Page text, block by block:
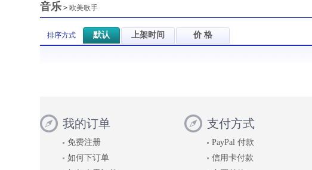
音乐 > 欧美歌手
排序方式 默认 上架时间 价 格
我的订单
免费注册
如何下订单
支付方式
PayPal 付款
信用卡付款